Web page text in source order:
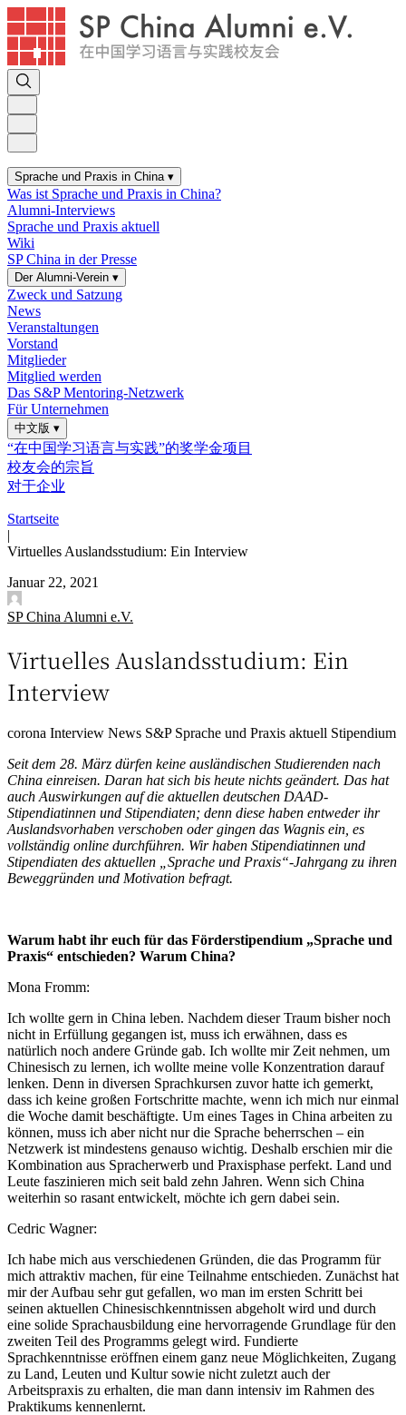
Sprache und Praxis in China ▾
Was ist Sprache und Praxis in China?
Alumni-Interviews
Sprache und Praxis aktuell
Wiki
SP China in der Presse
Der Alumni-Verein ▾
Zweck und Satzung
News
Veranstaltungen
Vorstand
Mitglieder
Mitglied werden
Das S&P Mentoring-Netzwerk
Für Unternehmen
中文版 ▾
“在中国学习语言与实践”的奖学金项目
校友会的宗旨
对于企业
Startseite
|
Virtuelles Auslandsstudium: Ein Interview
Januar 22, 2021
SP China Alumni e.V.
Virtuelles Auslandsstudium: Ein
Interview
corona Interview News S&P Sprache und Praxis aktuell Stipendium
Seit dem 28. März dürfen keine ausländischen Studierenden nach
China einreisen. Daran hat sich bis heute nichts geändert. Das hat
auch Auswirkungen auf die aktuellen deutschen DAAD-
Stipendiatinnen und Stipendiaten; denn diese haben entweder ihr
Auslandsvorhaben verschoben oder gingen das Wagnis ein, es
vollständig online durchführen. Wir haben Stipendiatinnen und
Stipendiaten des aktuellen „Sprache und Praxis“-Jahrgang zu ihren
Beweggründen und Motivation befragt.
Warum habt ihr euch für das Förderstipendium „Sprache und
Praxis“ entschieden? Warum China?
Mona Fromm:
Ich wollte gern in China leben. Nachdem dieser Traum bisher noch
nicht in Erfüllung gegangen ist, muss ich erwähnen, dass es
natürlich noch andere Gründe gab. Ich wollte mir Zeit nehmen, um
Chinesisch zu lernen, ich wollte meine volle Konzentration darauf
lenken. Denn in diversen Sprachkursen zuvor hatte ich gemerkt,
dass ich keine großen Fortschritte machte, wenn ich mich nur einmal
die Woche damit beschäftigte. Um eines Tages in China arbeiten zu
können, muss ich aber nicht nur die Sprache beherrschen – ein
Netzwerk ist mindestens genauso wichtig. Deshalb erschien mir die
Kombination aus Spracherwerb und Praxisphase perfekt. Land und
Leute faszinieren mich seit bald zehn Jahren. Wenn sich China
weiterhin so rasant entwickelt, möchte ich gern dabei sein.
Cedric Wagner:
Ich habe mich aus verschiedenen Gründen, die das Programm für
mich attraktiv machen, für eine Teilnahme entschieden. Zunächst hat
mir der Aufbau sehr gut gefallen, wo man im ersten Schritt bei
seinen aktuellen Chinesischkenntnissen abgeholt wird und durch
eine solide Sprachausbildung eine hervorragende Grundlage für den
zweiten Teil des Programms gelegt wird. Fundierte
Sprachkenntnisse eröffnen einem ganz neue Möglichkeiten, Zugang
zu Land, Leuten und Kultur sowie nicht zuletzt auch der
Arbeitspraxis zu erhalten, die man dann intensiv im Rahmen des
Praktikums kennenlernt.